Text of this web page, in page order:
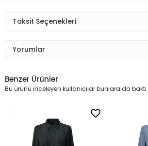
Taksit Seçenekleri
Yorumlar
Benzer Ürünler
Bu ürünü inceleyen kullanıcılar bunlara da baktı